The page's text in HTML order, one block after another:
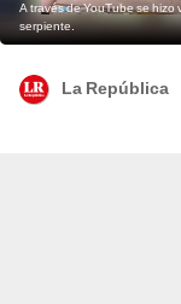
A través de YouTube se hizo
serpiente.
La República